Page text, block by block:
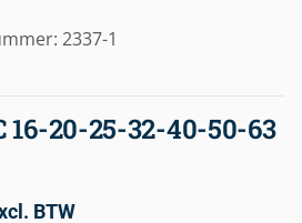
2337-1
20-25-32-40-50-63
BTW